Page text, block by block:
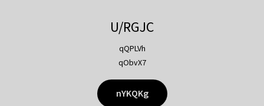
U/RGJC
qQPLVh
qObvX7
nYKQKg